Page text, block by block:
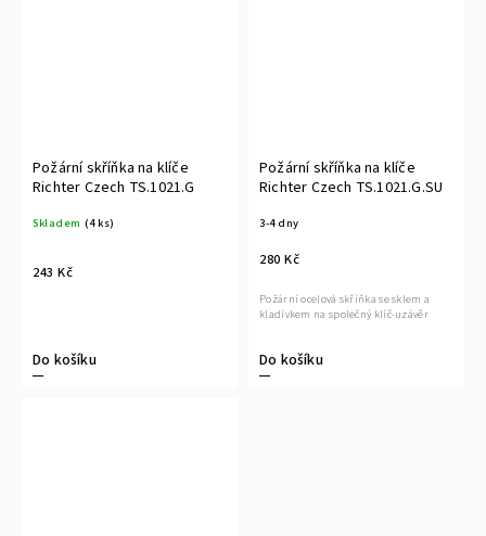
Požární skříňka na klíče
Richter Czech TS.1021.G
Skladem (4 ks)
243 Kč
Do košíku
Požární skříňka na klíče
Richter Czech TS.1021.G.SU
3-4 dny
280 Kč
Do košíku
Požární ocelová skříňka se sklem a
kladívkem na společný klíč-uzávěr